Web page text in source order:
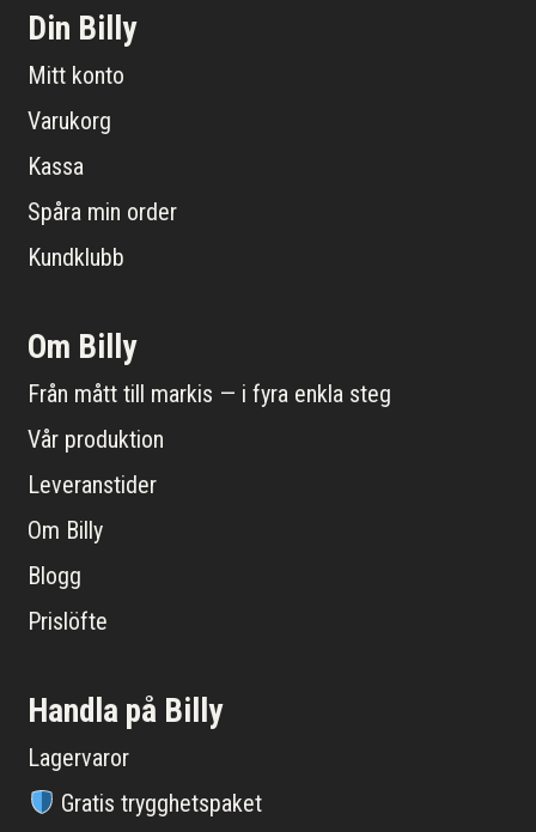
Din Billy
Mitt konto
Varukorg
Kassa
Spåra min order
Kundklubb
Om Billy
Från mått till markis — i fyra enkla steg
Vår produktion
Leveranstider
Om Billy
Blogg
Prislöfte
Handla på Billy
Lagervaror
Gratis trygghetspaket